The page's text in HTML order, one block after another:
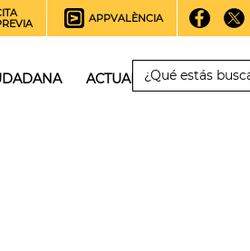
APPVALÈNCIA
ACTUALIDAD